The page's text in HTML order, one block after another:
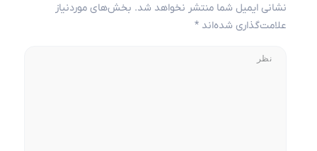
نشانی ایمیل شما منتشر نخواهد شد. بخش‌های موردنیاز
علامت‌گذاری شده‌اند *